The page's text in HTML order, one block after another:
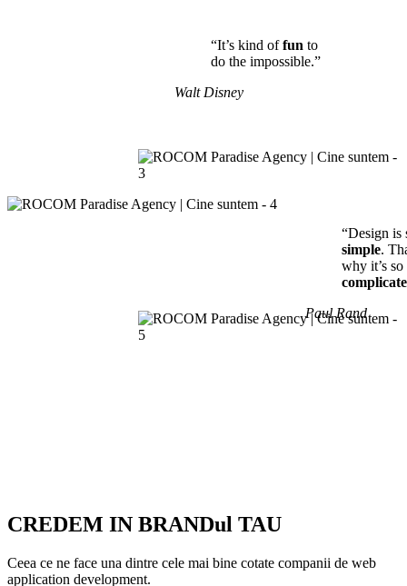
“It’s kind offun to
do the impossible.”
Walt Disney
“Design is
simple.
why it’s so
Paul Rand
CREDEM IN BRANDul TAU
Ceea ce ne face una dintre cele mai bine cotate companii de web
application development.